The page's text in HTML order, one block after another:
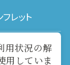
レット
ャラリー
用状況の解
用していま